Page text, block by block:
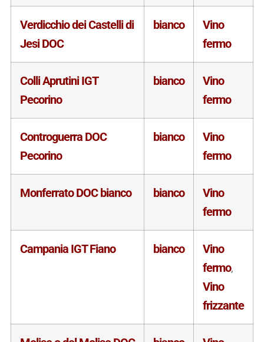
Verdicchio dei Castelli di
Jesi DOC
bianco
Vino
fermo
Colli Aprutini IGT
Pecorino
bianco
Vino
fermo
Controguerra DOC
Pecorino
bianco
Vino
fermo
Monferrato DOC bianco bianco
Vino
fermo
Campania IGT Fiano bianco
Vino
fermo,
Vino
frizzante